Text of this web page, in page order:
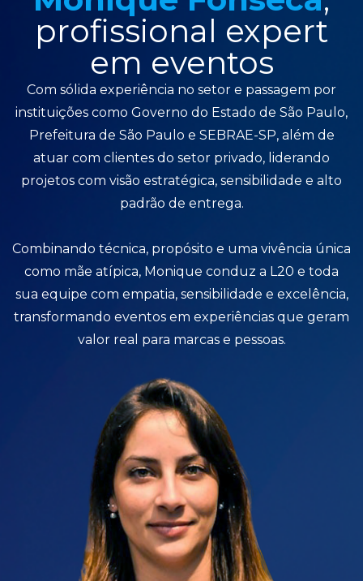
profissional expert
em eventos
Com sólida experiência no setor e passagem por
instituições como Governo do Estado de São Paulo,
Prefeitura de São Paulo e SEBRAE-SP, além de
atuar com clientes do setor privado, liderando
projetos com visão estratégica, sensibilidade e alto
padrão de entrega.
Combinando técnica, propósito e uma vivência única
como mãe atípica, Monique conduz a L20 e toda
sua equipe com empatia, sensibilidade e excelência,
transformando eventos em experiências que geram
valor real para marcas e pessoas.